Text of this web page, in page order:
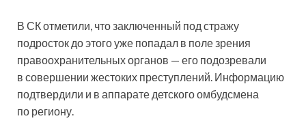
В СК отметили, что заключенный под стражу
подросток до этого уже попадал в поле зрения
правоохранительных органов — его подозревали
в совершении жестоких преступлений. Информацию
подтвердили и в аппарате детского омбудсмена
по региону.